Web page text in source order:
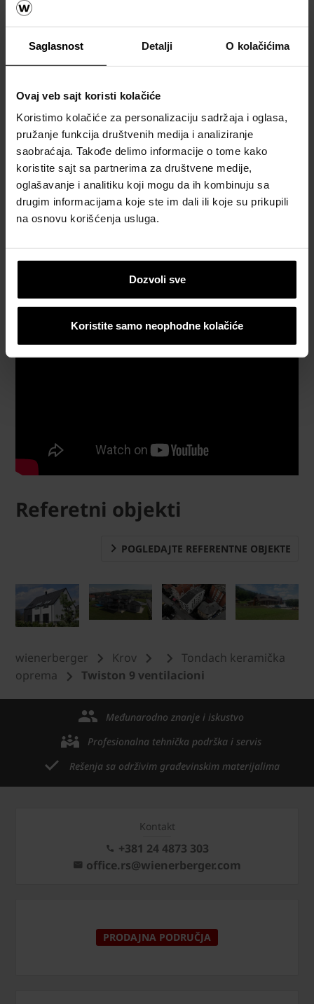
Saglasnost Detalji O kolačićima
Ovaj veb sajt koristi kolačiće
Koristimo kolačiće za personalizaciju sadržaja i oglasa,
pružanje funkcija društvenih medija i analiziranje
saobraćaja. Takođe delimo informacije o tome kako
koristite sajt sa partnerima za društvene medije,
oglašavanje i analitiku koji mogu da ih kombinuju sa
drugim informacijama koje ste im dali ili koje su prikupili
na osnovu korišćenja usluga.
Dozvoli sve
Koristite samo neophodne kolačiće
besplatan
proračun
Naručite
besplatan
uzorak
crepa
Katalozi,
brošure i
Referetni objekti
POGLEDAJTE REFERENTNE OBJEKTE
wienerberger Krov
Tondach keramička
oprema
Twiston 9 ventilacioni
Međunarodno znanje i iskustvo
Profesionalna tehnička podrška i servis
Rešenja sa održivim građevinskim materijalima
Kontakt
+381 24 4873 303
office.rs@wienerberger.com
PRODAJNA PODRUČJA